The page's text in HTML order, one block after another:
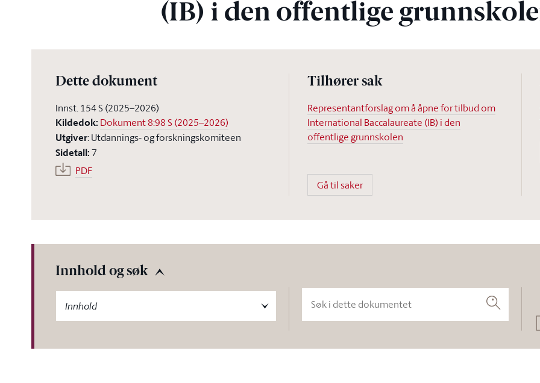
(IB) i den offentlige
Dette dokument
Innst. 154 S (2025–2026)
Kildedok: Dokument 8:98 S (2025–2026)
Utgiver:Utdannings- og forskningskomiteen
Sidetall:7
PDF
Tilhører sak
Representantforslag om å åpne for tilbud om
International Baccalaureate (IB) i den
offentlige grunnskolen
Gå til saker
Innhold og søk
Innhold Søk